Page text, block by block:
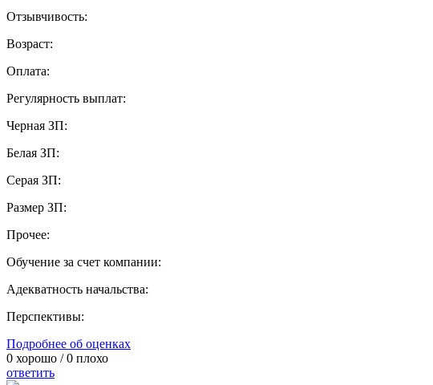
Отзывчивость:
Возраст:
Оплата:
Регулярность выплат:
Черная ЗП:
Белая ЗП:
Серая ЗП:
Размер ЗП:
Прочее:
Обучение за счет компании:
Адекватность начальства:
Перспективы:
Подробнее об оценках
0 хорошо /0 плохо
ответить